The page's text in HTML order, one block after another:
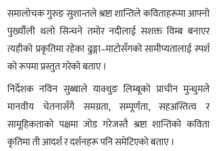
समालोचक गुरुङ सुशान्तले श्रष्टा शान्तिले कविताहरूमा आफ्नो
पुर्ख्यौली थलो सिन्चने तमोर नदीलाई सशक्त विम्ब बनाएर
त्यहीको प्रकृतिमा रहेका ढुङ्गा–माटोसँगको सामीप्यतालाई स्पर्श
को रूपमा प्रस्तुत गरेको बताए ।
निर्देशक नविन सुब्बाले याक्थुङ लिम्बूको प्राचीन मुन्धुमले
मानवीय चेतनासँगै समग्रता, सम्पूर्णता, सहअस्तित्व र
सामूहिकताको पक्षमा जोड गरेजस्तै श्रष्टा शान्तिको कविता
कृतिमा ती आदर्श र दर्शनहरू पनि समेटिएको बताए ।